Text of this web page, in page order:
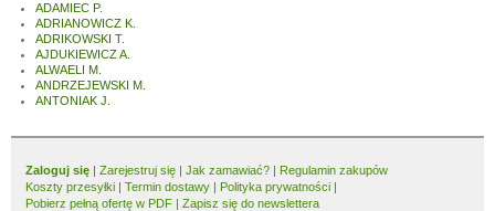
ADAMIEC P.
ADRIANOWICZ K.
ADRIKOWSKI T.
AJDUKIEWICZ A.
ALWAELI M.
ANDRZEJEWSKI M.
ANTONIAK J.
Zaloguj się | Zarejestruj się | Jak zamawiać? | Regulamin zakupów
Koszty przesyłki | Termin dostawy | Polityka prywatności |
Pobierz pełną ofertę w PDF | Zapisz się do newslettera